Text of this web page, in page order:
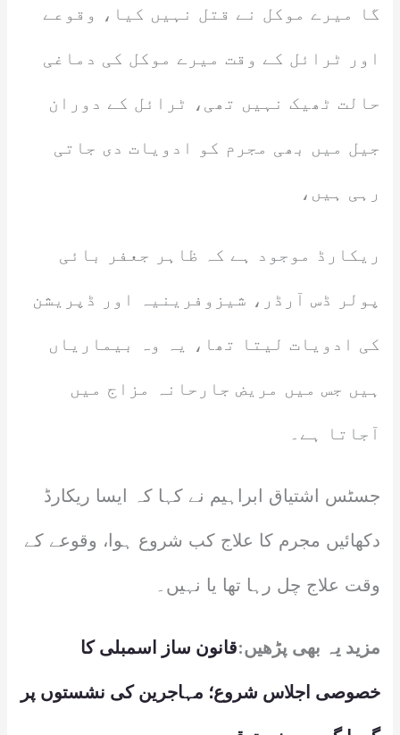
گا میرے موکل نے قتل نہیں کیا، وقوعے
اور ٹرائل کے وقت میرے موکل کی دماغی
حالت ٹھیک نہیں تھی، ٹرائل کے دوران
جیل میں بھی مجرم کو ادویات دی جاتی
رہی ہیں،
ریکارڈ موجود ہے کہ ظاہر جعفر بائی
پولر ڈس آرڈر، شیزوفرینیہ اور ڈپریشن
کی ادویات لیتا تھا، یہ وہ بیماریاں
ہیں جس میں مریض جارحانہ مزاج میں
آجاتا ہے۔
جسٹس اشتیاق ابراہیم نے کہا کہ ایسا ریکارڈ
دکھائیں مجرم کا علاج کب شروع ہوا، وقوعے کے
وقت علاج چل رہا تھا یا نہیں۔
مزید یہ بھی پڑھیں:قانون ساز اسمبلی کا
خصوصی اجلاس شروع؛ مہاجرین کی نشستوں پر